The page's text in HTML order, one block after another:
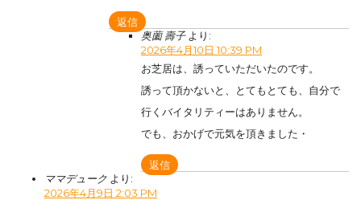
返信
奥薗 壽子 より:
2026年4月10日 10:39 PM
お芝居は、誘っていただいたのです。
誘って頂かないと、とてもとても、自分で
行くバイタリティーはありません。
でも、おかげで元気を頂きました・
返信
ママデューク より:
2026年4月9日 2:03 PM